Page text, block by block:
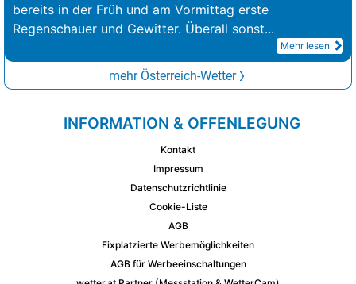
bereits in der Früh und am Vormittag erste
Regenschauer und Gewitter. Überall sonst...
Mehr lesen
mehr Österreich-Wetter
INFORMATION & OFFENLEGUNG
Kontakt
Impressum
Datenschutzrichtlinie
Cookie-Liste
AGB
Fixplatzierte Werbemöglichkeiten
AGB für Werbeeinschaltungen